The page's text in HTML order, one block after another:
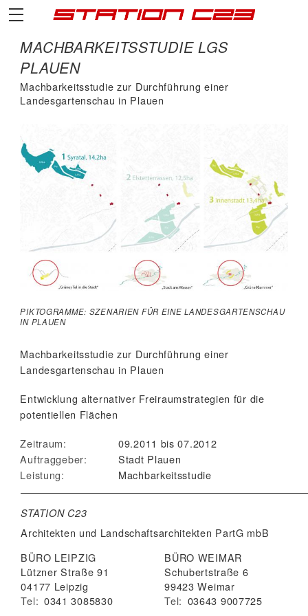
MACHBARKEITSSTUDIE LGS
PLAUEN
Machbarkeitsstudie zur Durchführung einer
Landesgartenschau in Plauen
PIKTOGRAMME: SZENARIEN FÜR EINE LANDESGARTENSCHAU
IN PLAUEN
Machbarkeitsstudie zur Durchführung einer
Landesgartenschau in Plauen
Entwicklung alternativer Freiraumstrategien für die
potentiellen Flächen
Zeitraum:
09.2011 bis 07.2012
Auftraggeber:
Stadt Plauen
Leistung:
Machbarkeitsstudie
STATION C23
Architekten und Landschaftsarchitekten PartG mbB
BÜRO LEIPZIG
Lützner Straße 91
04177 Leipzig
Tel: 0341 3085830
BÜRO WEIMAR
Schubertstraße 6
99423 Weimar
Tel: 03643 9007725